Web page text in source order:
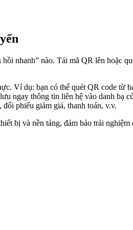
nhanh” nào. Tải mã QR lên hoặc
Ví dụ: bạn có thể quét QR code từ
ngay thông tin liên hệ vào danh bạ
phiếu giảm giá, thanh toán, v.v.
bị và nền tảng, đảm bảo trải